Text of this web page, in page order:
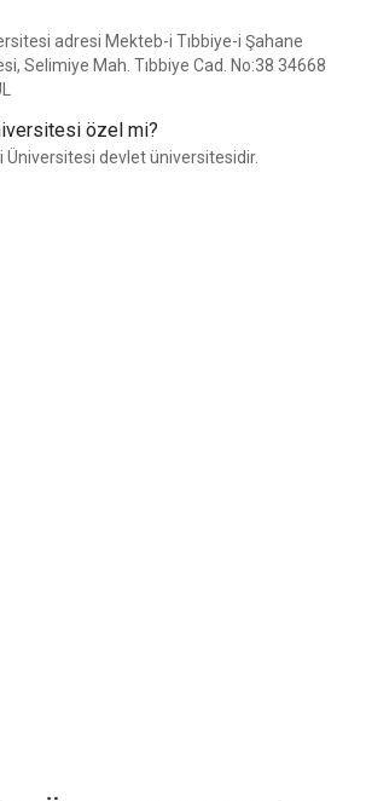
adresi Mekteb-i Tıbbiye-i Şahane
Selimiye Mah. Tıbbiye Cad. No:38 34668
özel mi?
Üniversitesi devlet üniversitesidir.